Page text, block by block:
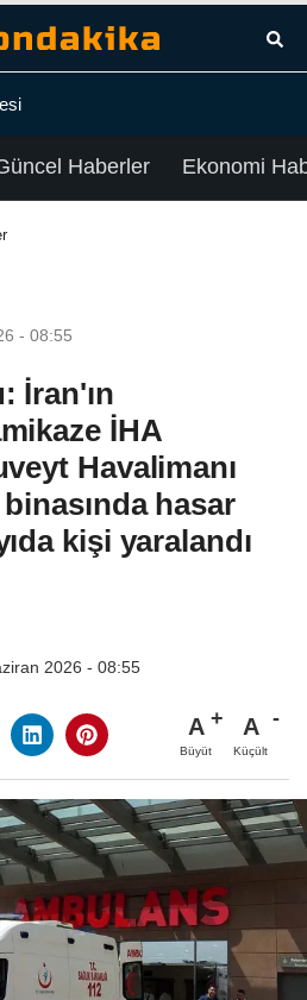
Haberler Ekonomi
- 08:55
İran'ın
İHA
Havalimanı
hasar
kişi yaralandı
2026 - 08:55
A
Büyüt
A
Küçült